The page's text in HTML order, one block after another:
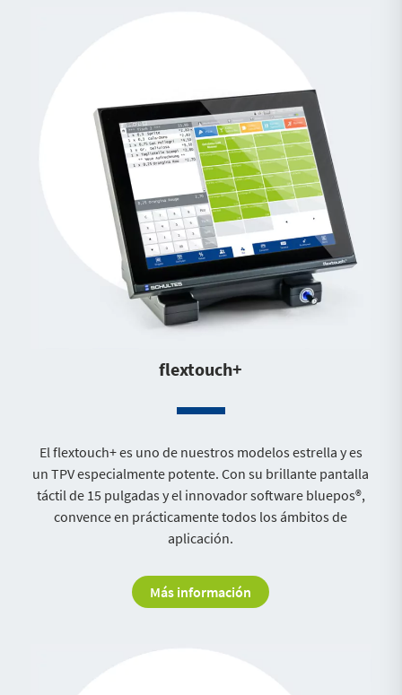
flextouch+
El flextouch+ es uno de nuestros modelos estrella y es
un TPV especialmente potente. Con su brillante pantalla
táctil de 15 pulgadas y el innovador software bluepos®,
convence en prácticamente todos los ámbitos de
aplicación.
Más información